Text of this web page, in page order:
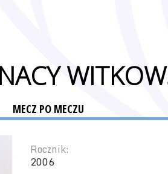
MECZ PO MECZU
Rocznik:
2006